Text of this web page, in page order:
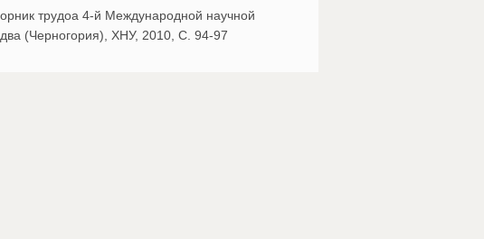
трудоа 4-й Международной научной
(Черногория), ХНУ, 2010, С. 94-97